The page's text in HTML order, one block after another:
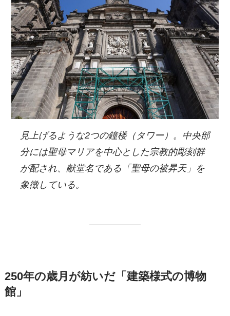
見上げるような2つの鐘楼（タワー）。中央部
分には聖母マリアを中心とした宗教的彫刻群
が配され、献堂名である「聖母の被昇天」を
象徴している。
250年の歳月が紡いだ「建築様式の博物
館」